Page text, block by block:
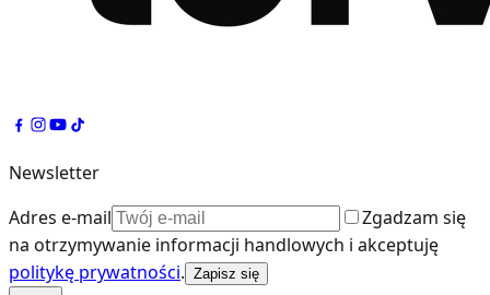
Newsletter
Adres e-mail
Zgadzam się
na otrzymywanie informacji handlowych i akceptuję
politykę prywatności. Zapisz się